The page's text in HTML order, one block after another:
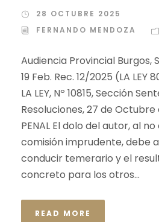
28 OCTUBRE 2025
FERNANDO MENDOZA
Audiencia Provincial Burgos,
19 Feb. Rec. 12/2025 (LA LEY
LA LEY, Nº 10815, Sección
Resoluciones, 27 de Octubre
PENAL El dolo del autor, al
comisión imprudente, debe
conducir temerario y el
concreto para los otros...
READ MORE